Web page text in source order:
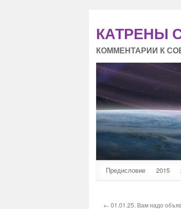
КАТРЕНЫ
КОММЕНТАРИИ К
Предисловие 2015
← 01.01.25. Вам надо